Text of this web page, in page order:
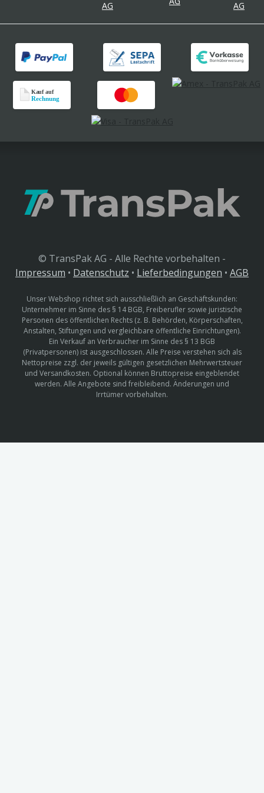
© TransPak AG - Alle Rechte vorbehalten -
Impressum • Datenschutz • Lieferbedingungen • AGB
Unser Webshop richtet sich ausschließlich an Geschäftskunden:
Unternehmer im Sinne des § 14 BGB, Freiberufler sowie juristische
Personen des öffentlichen Rechts (z. B. Behörden, Körperschaften,
Anstalten, Stiftungen und vergleichbare öffentliche Einrichtungen).
Ein Verkauf an Verbraucher im Sinne des § 13 BGB
(Privatpersonen) ist ausgeschlossen. Alle Preise verstehen sich als
Nettopreise zzgl. der jeweils gültigen gesetzlichen Mehrwertsteuer
und Versandkosten. Optional können Bruttopreise eingeblendet
werden. Alle Angebote sind freibleibend. Änderungen und
Irrtümer vorbehalten.